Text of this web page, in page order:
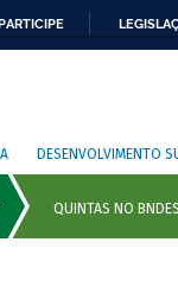
DESENVOLVIMENTO